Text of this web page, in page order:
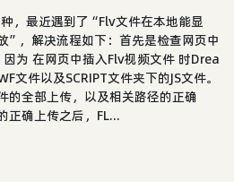
，最近遇到了“Flv文件在本地能显
”，解决流程如下：首先是检查网页中
为 在网页中插入Flv视频文件 时Drea
文件以及SCRIPT文件夹下的JS文件。
的全部上传，以及相关路径的正确
正确上传之后，FL...